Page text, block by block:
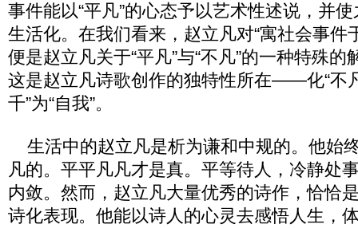
事件能以“平凡”的心态予以艺术性述说，并
生活化。在我们看来，赵立凡对“寓社会事件
便是赵立凡关于“平凡”与“不凡”的一种特殊
这是赵立凡诗歌创作的独特性所在——化“不凡
千”为“自我”。
生活中的赵立凡是析为谦和中规的。他始
凡的。平平凡凡才是真。平等待人，冷静处
内敛。然而，赵立凡大量优秀的诗作，恰恰
诗化表现。他能以诗人的心灵去感悟人生，